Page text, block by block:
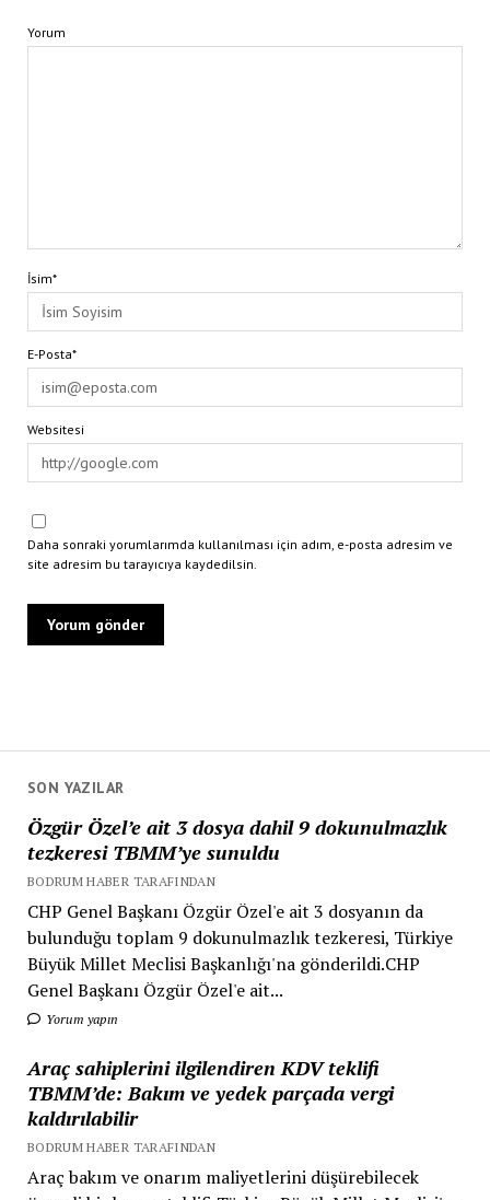
SON YAZILAR
Özgür Özel’e ait 3 dosya dahil 9 dokunulmazlık
tezkeresi TBMM’ye sunuldu
BODRUM HABER TARAFINDAN
CHP Genel Başkanı Özgür Özel'e ait 3 dosyanın da
bulunduğu toplam 9 dokunulmazlık tezkeresi, Türkiye
Büyük Millet Meclisi Başkanlığı'na gönderildi.CHP
Genel Başkanı Özgür Özel'e ait...
Yorum yapın
Araç sahiplerini ilgilendiren KDV teklifi
TBMM’de: Bakım ve yedek parçada vergi
kaldırılabilir
BODRUM HABER TARAFINDAN
Araç bakım ve onarım maliyetlerini düşürebilecek
Yorum
İsim*
E-Posta*
Websitesi
Daha sonraki yorumlarımda kullanılması için adım, e-posta adresim ve
site adresim bu tarayıcıya kaydedilsin.